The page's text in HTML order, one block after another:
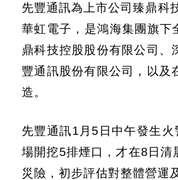
先豐通訊為上市公司臻鼎科
華虹電子，是鴻海集團旗下
鼎科技控股股份有限公司、
豐通訊股份有限公司，以及
造。
先豐通訊1月5日中午發生
場開挖5排煙口，才在8日清
災險，初步評估對整體營運